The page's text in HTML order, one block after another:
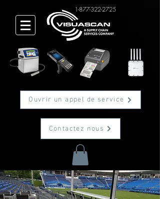
1-877-322-2725
Ouvrir un appel de service
Contactez nous